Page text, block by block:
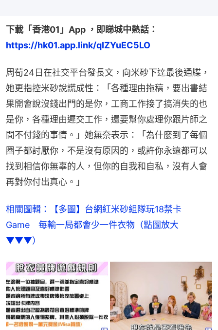
下載「香港01」App ，即睇城中熱話：
https://hk01.app.link/qIZYuEC5LO
周荀24日在社交平台發長文，向米砂下達最後通牒，
她更指控米砂說謊成性：「各種理由拖稿，要出書結
果開會說沒錢出門的是你，工商工作接了搞消失的也
是你，各種理由遲交工作，還要幫你處理你跟片師之
間不付錢的事情。」她無奈表示：「為什麼到了每個
圈子都討厭你，不是沒有原因的，或許你永遠都可以
找到相信你無辜的人，但你的自我和自私，沒有人會
再對你付出真心。」
相關圖輯：【多圖】台網紅米砂組隊玩18禁卡
Game　每輸一局都會少一件衣物（點圖放大
▼▼▼）